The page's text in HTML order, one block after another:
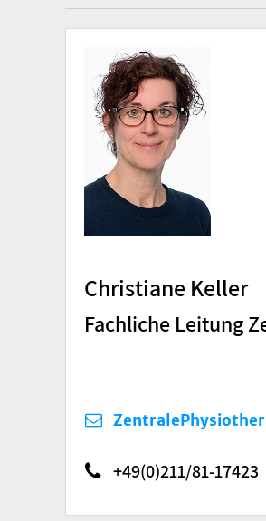
Christiane Keller
Fachliche Leitung
+49(0)211/81-17423